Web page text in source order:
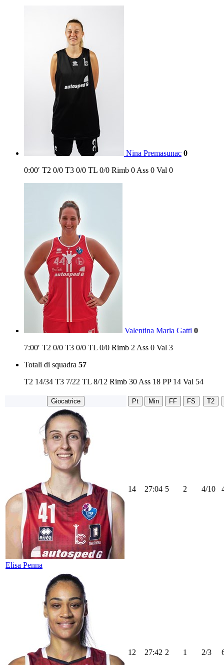
Nina Premasunac 0
0:00′ T2 0/0 T3 0/0 TL 0/0 Rimb 0 Ass 0 Val 0
Valentina Maria Gatti 0
7:00′ T2 0/0 T3 0/0 TL 0/0 Rimb 2 Ass 0 Val 3
Totali di squadra 57
T2 14/34 T3 7/22 TL 8/12 Rimb 30 Ass 18 PP 14 Val 54
Giocatrice Pt Min FF FS T2
Elisa Penna
14 27:04 5 2 4/10
12 27:42 2 1 2/3